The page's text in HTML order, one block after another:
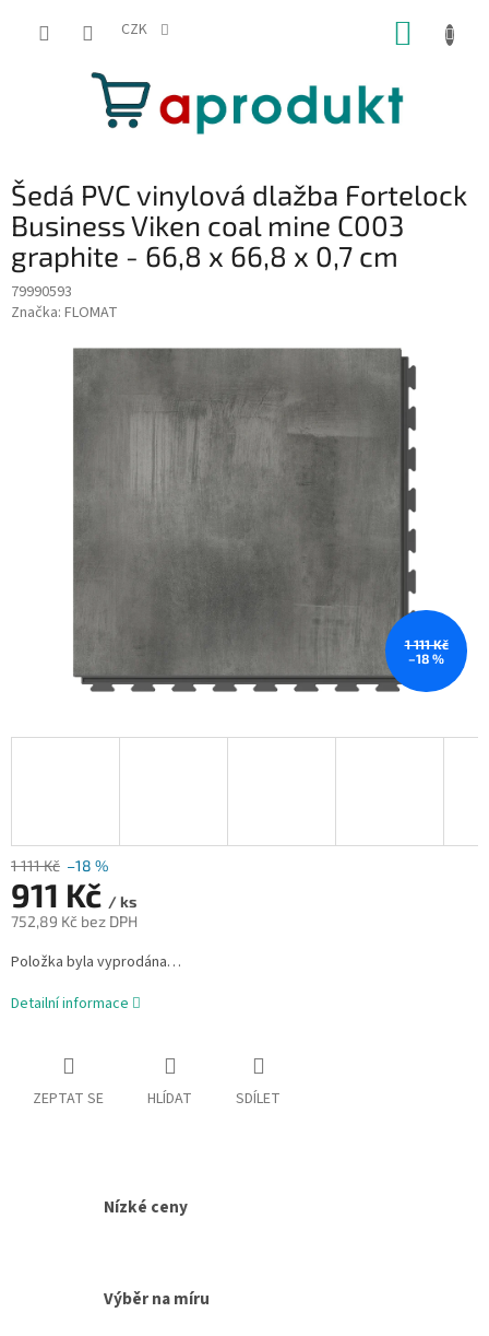
CZK
Šedá PVC vinylová dlažba Fortelock
Business Viken coal mine C003
graphite - 66,8 x 66,8 x 0,7 cm
79990593
Značka: FLOMAT
1 111 Kč
–18 %
1 111 Kč –18 %
911 Kč / ks
752,89 Kč bez DPH
Měrná
cena:
Položka byla vyprodána…
Detailní informace
ZEPTAT SE HLÍDAT SDÍLET
Nízké ceny
Výběr na míru